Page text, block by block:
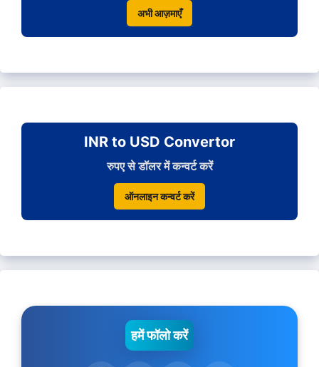
अभी आज़माएँ
INR to USD Convertor
रुपए से डॉलर में कन्वर्ट करें
ऑनलाइन कन्वर्ट करें
हमें फॉलो करें